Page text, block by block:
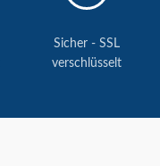
Sicher - SSL
verschlüsselt